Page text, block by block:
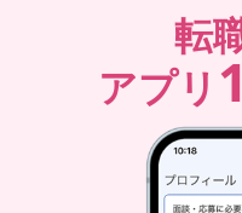
転
アプリ 1